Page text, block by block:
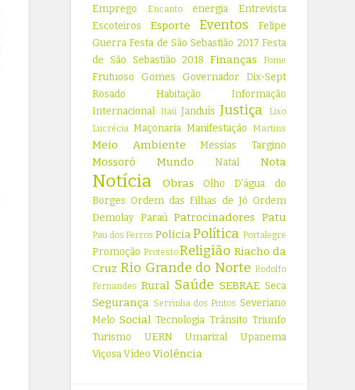
Emprego Encanto energia
Entrevista
Escoteiros
Esporte Eventos
Felipe
Guerra Festa de São Sebastião 2017 Festa
de São Sebastião 2018 Finanças Fome
Frutuoso Gomes
Governador Dix-Sept
Rosado
Habitação
Informação
Internacional
Itaú Janduís Justiça
Lixo
Lucrécia Maçonaria Manifestação Martins
Meio Ambiente Messias Targino
Mossoró Mundo Natal Nota
Notícia Obras
Olho D'água do
Borges Ordem das Filhas de Jó Ordem
Demolay Paraú Patrocinadores Patu
Pau dos Ferros PoliciaPolítica Portalegre
Promoção ProtestoReligião Riacho da
Cruz Rio Grande do Norte Rodolfo
Fernandes Rural Saúde SEBRAE Seca
Segurança Serrinha dos Pintos Severiano
Melo Social Tecnologia Trânsito Triunfo
Turismo
UERN Umarizal
Upanema
ViçosaVídeo Violência